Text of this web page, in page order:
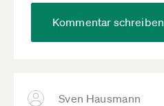
Kommentar schreiben
Sven Hausmann